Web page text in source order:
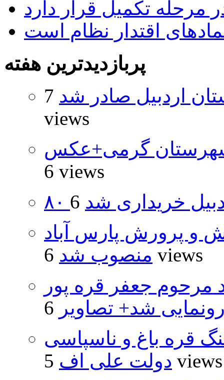
مرحله تکمیل قرار دارد
اقتدار نظام است
پربازدیدترین هفته
اردبیل صادر شد 7
views
گرمی+عکس
6 views
خریداری شد
و پرورش پارس آباد
منصوب شد 6 views
مرحوم جعفر قره پور
شد+ تصاویر
قره باغ و ناسپاسی
دولت علی اف 5 views